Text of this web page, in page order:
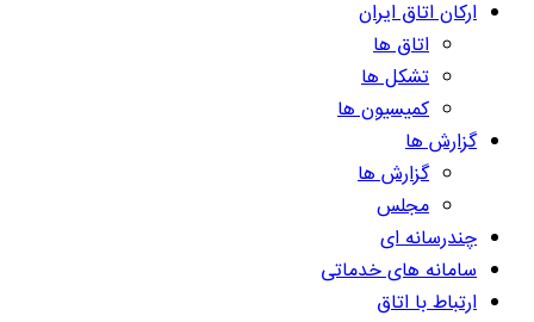
ارکان اتاق ایران
اتاق ها
تشکل ها
کمیسیون ها
گزارش ها
گزارش ها
مجلس
چندرسانه ای
سامانه های خدماتی
ارتباط با اتاق